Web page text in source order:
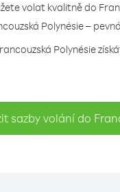
volat kvalitně do
Polynésie –
Polynésie
sazby volání do